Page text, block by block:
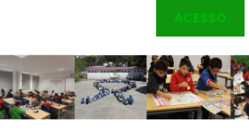
ACESSO